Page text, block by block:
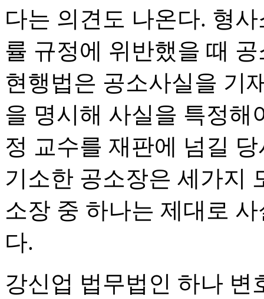
다는 의견도 나온다. 형
률 규정에 위반했을 때
현행법은 공소사실을 기
을 명시해 사실을 특정해
정 교수를 재판에 넘길
기소한 공소장은 세가지
소장 중 하나는 제대로
다.
강신업 법무법인 하나